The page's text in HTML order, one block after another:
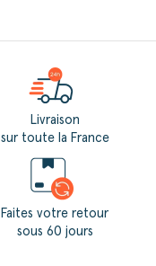
Livraison
sur toute la France
Faites votre retour
sous 60 jours